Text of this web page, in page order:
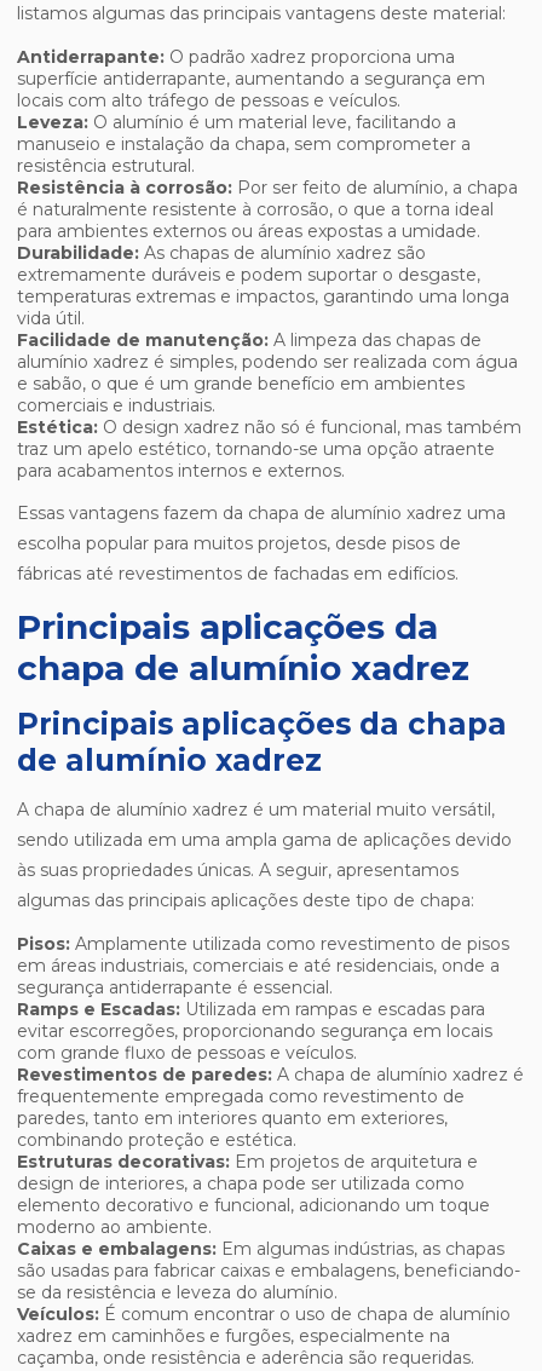
listamos algumas das principais vantagens deste material:
Antiderrapante: O padrão xadrez proporciona uma
superfície antiderrapante, aumentando a segurança em
locais com alto tráfego de pessoas e veículos.
Leveza: O alumínio é um material leve, facilitando a
manuseio e instalação da chapa, sem comprometer a
resistência estrutural.
Resistência à corrosão: Por ser feito de alumínio, a chapa
é naturalmente resistente à corrosão, o que a torna ideal
para ambientes externos ou áreas expostas a umidade.
Durabilidade: As chapas de alumínio xadrez são
extremamente duráveis e podem suportar o desgaste,
temperaturas extremas e impactos, garantindo uma longa
vida útil.
Facilidade de manutenção: A limpeza das chapas de
alumínio xadrez é simples, podendo ser realizada com água
e sabão, o que é um grande benefício em ambientes
comerciais e industriais.
Estética: O design xadrez não só é funcional, mas também
traz um apelo estético, tornando-se uma opção atraente
para acabamentos internos e externos.
Essas vantagens fazem da chapa de alumínio xadrez uma
escolha popular para muitos projetos, desde pisos de
fábricas até revestimentos de fachadas em edifícios.
Principais aplicações da
chapa de alumínio xadrez
Principais aplicações da chapa
de alumínio xadrez
A chapa de alumínio xadrez é um material muito versátil,
sendo utilizada em uma ampla gama de aplicações devido
às suas propriedades únicas. A seguir, apresentamos
algumas das principais aplicações deste tipo de chapa:
Pisos: Amplamente utilizada como revestimento de pisos
em áreas industriais, comerciais e até residenciais, onde a
segurança antiderrapante é essencial.
Ramps e Escadas: Utilizada em rampas e escadas para
evitar escorregões, proporcionando segurança em locais
com grande fluxo de pessoas e veículos.
Revestimentos de paredes: A chapa de alumínio xadrez é
frequentemente empregada como revestimento de
paredes, tanto em interiores quanto em exteriores,
combinando proteção e estética.
Estruturas decorativas: Em projetos de arquitetura e
design de interiores, a chapa pode ser utilizada como
elemento decorativo e funcional, adicionando um toque
moderno ao ambiente.
Caixas e embalagens: Em algumas indústrias, as chapas
são usadas para fabricar caixas e embalagens, beneficiando-
se da resistência e leveza do alumínio.
Veículos: É comum encontrar o uso de chapa de alumínio
xadrez em caminhões e furgões, especialmente na
caçamba, onde resistência e aderência são requeridas.